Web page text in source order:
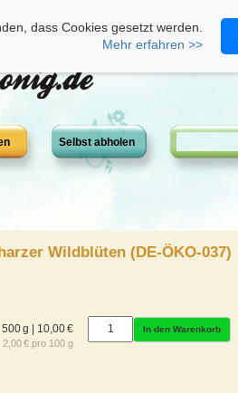
dass Cookies gesetzt werden.
Mehr erfahren >>
Selbst abholen
Wildblüten (DE-ÖKO-037)
500 g | 10,00 €
2,00 € pro 100 g
In den Warenkorb